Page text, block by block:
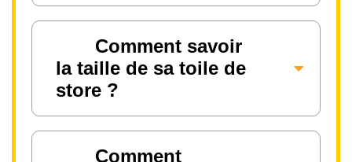
Comment savoir
la taille de sa toile de
store ?
Comment